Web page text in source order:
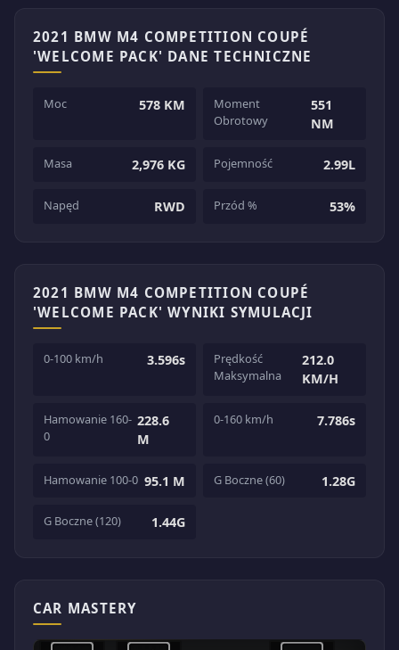
2021 BMW M4 COMPETITION COUPÉ
'WELCOME PACK' DANE TECHNICZNE
Moc 578 KM
Moment
Obrotowy
551
NM
Masa 2,976 KG Pojemność 2.99L
Napęd RWD Przód % 53%
2021 BMW M4 COMPETITION COUPÉ
'WELCOME PACK' WYNIKI SYMULACJI
0-100 km/h 3.596s
Prędkość
Maksymalna
212.0
KM/H
Hamowanie 160-
0
228.6
M
0-160 km/h 7.786s
Hamowanie 100-0 95.1 M G Boczne (60) 1.28G
G Boczne (120) 1.44G
CAR MASTERY